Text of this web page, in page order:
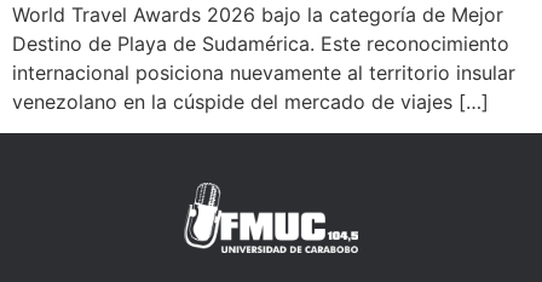
World Travel Awards 2026 bajo la categoría de Mejor
Destino de Playa de Sudamérica. Este reconocimiento
internacional posiciona nuevamente al territorio insular
venezolano en la cúspide del mercado de viajes […]